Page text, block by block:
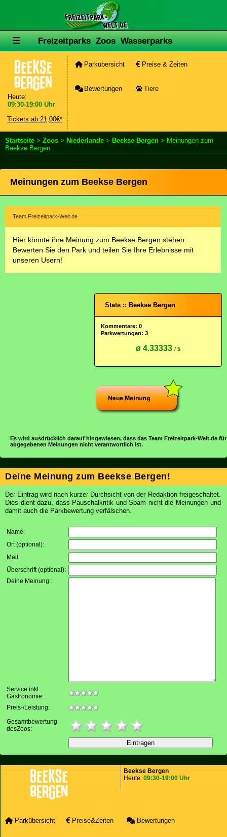
Freizeitparks Zoos Wasserparks
Heute:
09:30-19:00 Uhr
Tickets ab 21,00€*
Parkübersicht Preise & Zeiten
Bewertungen Tiere
Startseite > Zoos > Niederlande > Beekse Bergen > Meinungen zum
Beekse Bergen
Meinungen zum Beekse Bergen
Team Freizeitpark-Welt.de
Hier könnte ihre Meinung zum Beekse Bergen stehen.
Bewerten Sie den Park und teilen Sie Ihre Erlebnisse mit
unseren Usern!
Stats :: Beekse Bergen
Kommentare: 0
Parkwertungen: 3
ø 4.33333 / 5
Es wird ausdrücklich darauf hingewiesen, dass das Team Freizeitpark-Welt.de
abgegebenen Meinungen nicht verantwortlich ist.
Deine Meinung zum Beekse Bergen!
Der Eintrag wird nach kurzer Durchsicht von der Redaktion freigeschaltet.
Dies dient dazu, dass Pauschalkritik und Spam nicht die Meinungen und
damit auch die Parkbewertung verfälschen.
Name:
Ort (optional):
Mail:
Überschrift (optional):
Deine Meinung:
Service inkl.
Gastronomie:
Preis-/Leistung:
Gesamtbewertung
desZoos:
Beekse Bergen
Heute: 09:30-19:00 Uhr
Parkübersicht Preise&Zeiten Bewertungen